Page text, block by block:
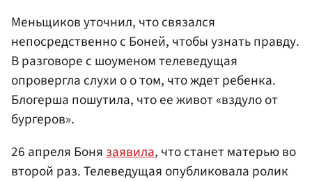
Меньщиков уточнил, что связался
непосредственно с Боней, чтобы узнать правду.
В разговоре с шоуменом телеведущая
опровергла слухи о о том, что ждет ребенка.
Блогерша пошутила, что ее живот «вздуло от
бургеров».
26 апреля Бонязаявила, что станет матерью во
второй раз. Телеведущая опубликовала ролик